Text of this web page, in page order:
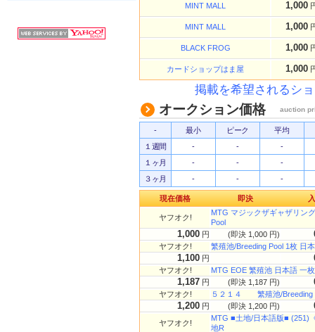
MINT MALL 1,000
MINT MALL 1,000
BLACK FROG 1,000
カードショップはま屋 1,000
掲載を希望されるシ
オークション価格 auction
- 最小 ピーク
平均
１週間
- -
-
１ヶ月
- -
-
３ヶ月
- - -
現在価格 即決
ヤフオク!
MTG マジックザギャザリン
Pool
1,000 円 (即決 1,000 円)
ヤフオク! 繁殖池/Breeding Pool 1枚 日
1,100 円
ヤフオク! MTG EOE 繁殖池 日本語 一
1,187 円 (即決 1,187 円)
ヤフオク! ５２１４ 繁殖池/
1,200 円 (即決 1,200 円)
ヤフオク!
MTG ■土地/日本語版■ (251)
地R